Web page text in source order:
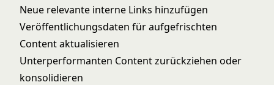
Neue relevante interne Links hinzufügen
Veröffentlichungsdaten für aufgefrischten
Content aktualisieren
Unterperformanten Content zurückziehen oder
konsolidieren